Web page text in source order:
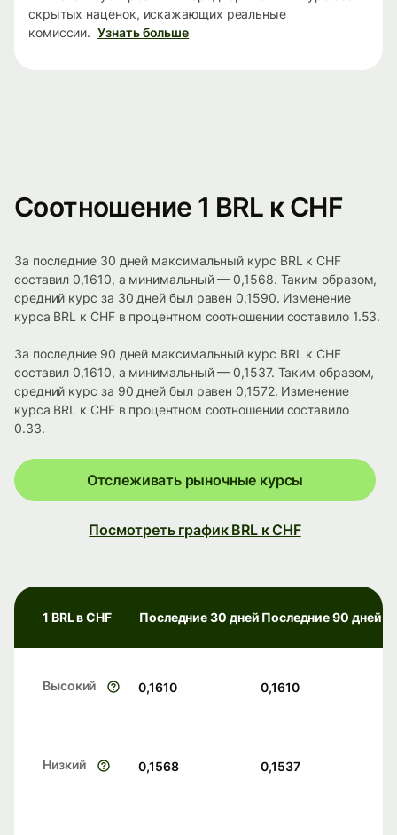
скрытых наценок, искажающих реальные
комиссии. Узнать больше
Соотношение 1 BRL к CHF
За последние 30 дней максимальный курс BRL к CHF
составил 0,1610, а минимальный — 0,1568. Таким образом,
средний курс за 30 дней был равен 0,1590. Изменение
курса BRL к CHF в процентном соотношении составило 1.53.
За последние 90 дней максимальный курс BRL к CHF
составил 0,1610, а минимальный — 0,1537. Таким образом,
средний курс за 90 дней был равен 0,1572. Изменение
курса BRL к CHF в процентном соотношении составило
0.33.
Отслеживать рыночные курсы
Посмотреть график BRL к CHF
1 BRL в CHF Последние 30 дней Последние 90 дней
Высокий 0,1610 0,1610
Низкий 0,1568 0,1537